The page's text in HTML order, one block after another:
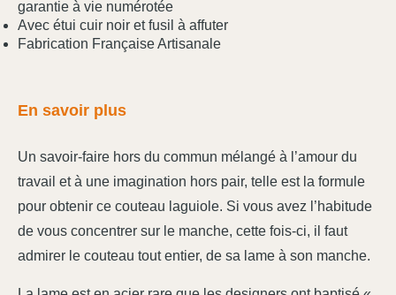
garantie à vie numérotée
Avec étui cuir noir et fusil à affuter
Fabrication Française Artisanale
En savoir plus
Un savoir-faire hors du commun mélangé à l’amour du
travail et à une imagination hors pair, telle est la formule
pour obtenir ce couteau laguiole. Si vous avez l’habitude
de vous concentrer sur le manche, cette fois-ci, il faut
admirer le couteau tout entier, de sa lame à son manche.